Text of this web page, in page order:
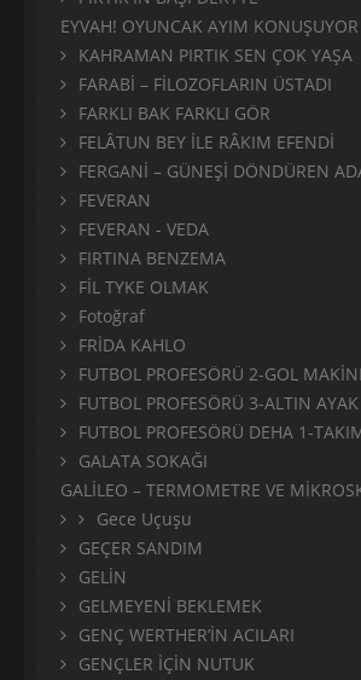
EYVAH! OYUNCAK AYIM
KAHRAMAN PIRTIK SEN ÇOK YAŞA
FARABİ – FİLOZOFLARIN ÜSTADI
FARKLI BAK FARKLI GÖR
FELÂTUN BEY İLE RÂKIM EFENDİ
FERGANİ – GÜNEŞİ DÖNDÜREN
FEVERAN
FEVERAN - VEDA
FIRTINA BENZEMA
FİL TYKE OLMAK
Fotoğraf
FRİDA KAHLO
FUTBOL PROFESÖRÜ 2-GOL
FUTBOL PROFESÖRÜ 3-ALTIN AYAK
FUTBOL PROFESÖRÜ DEHA 1-
GALATA SOKAĞI
GALİLEO – TERMOMETRE VE
Gece Uçuşu
GEÇER SANDIM
GELİN
GELMEYENİ BEKLEMEK
GENÇ WERTHER’İN ACILARI
GENÇLER İÇİN NUTUK